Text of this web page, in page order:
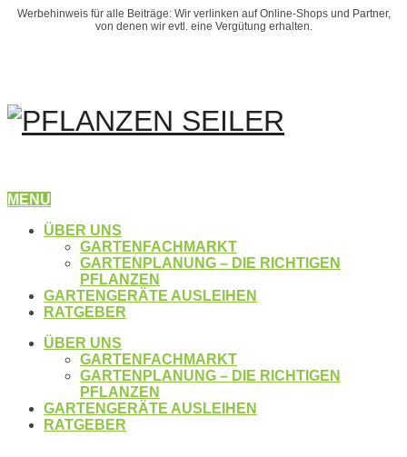
Werbehinweis für alle Beiträge: Wir verlinken auf Online-Shops und Partner,
von denen wir evtl. eine Vergütung erhalten.
MENU
ÜBER UNS
GARTENFACHMARKT
GARTENPLANUNG – DIE RICHTIGEN
PFLANZEN
GARTENGERÄTE AUSLEIHEN
RATGEBER
ÜBER UNS
GARTENFACHMARKT
GARTENPLANUNG – DIE RICHTIGEN
PFLANZEN
GARTENGERÄTE AUSLEIHEN
RATGEBER